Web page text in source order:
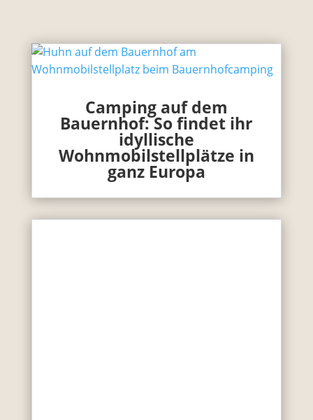
Camping auf dem
Bauernhof: So findet ihr
idyllische
Wohnmobilstellplätze in
ganz Europa